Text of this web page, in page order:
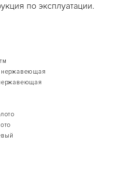
по эксплуатации.
нержавеющая